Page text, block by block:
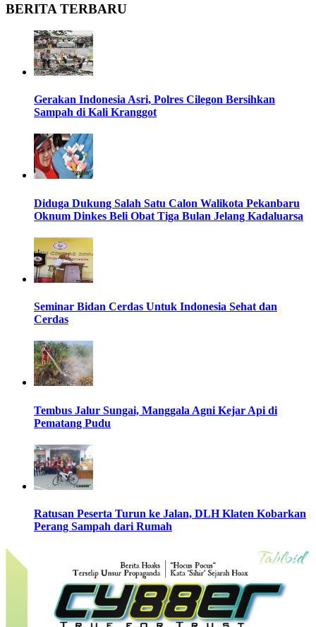
BERITA TERBARU
Gerakan Indonesia Asri, Polres Cilegon Bersihkan
Sampah di Kali Kranggot
Diduga Dukung Salah Satu Calon Walikota Pekanbaru
Oknum Dinkes Beli Obat Tiga Bulan Jelang Kadaluarsa
Seminar Bidan Cerdas Untuk Indonesia Sehat dan
Cerdas
Tembus Jalur Sungai, Manggala Agni Kejar Api di
Pematang Pudu
Ratusan Peserta Turun ke Jalan, DLH Klaten Kobarkan
Perang Sampah dari Rumah